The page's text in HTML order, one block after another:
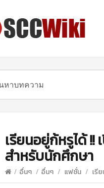
เรียนอยู่ก้หรูได้ !!
สำหรับนักศึกษา
/ อื่นๆ / อื่นๆ / แฟชั่น / เรี